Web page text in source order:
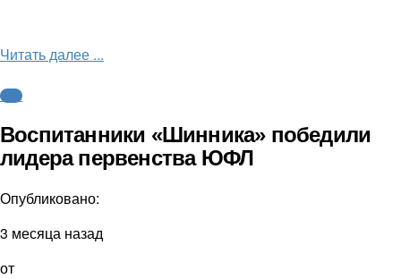
Читать далее ...
ФНЛ
Воспитанники «Шинника» победили
лидера первенства ЮФЛ
Опубликовано:
3 месяца назад
от